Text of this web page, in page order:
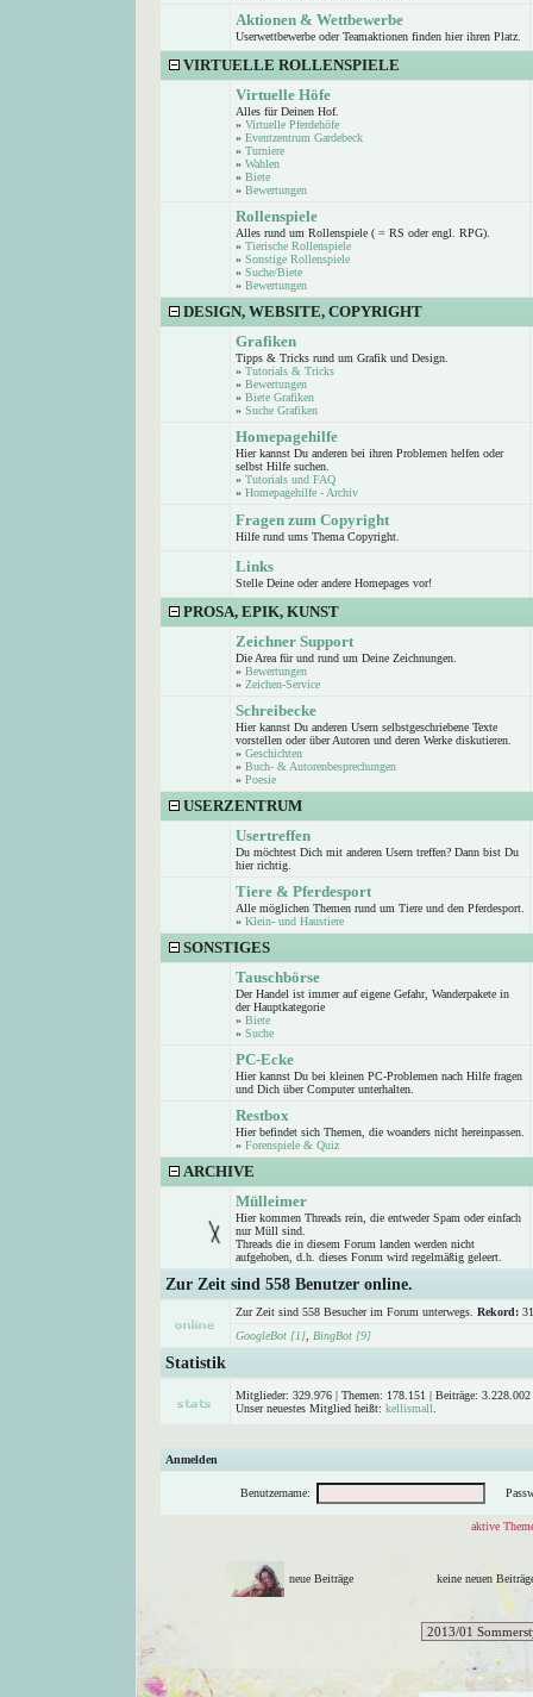
Aktionen & Wettbewerbe
Userwettbewerbe oder Teamaktionen finden hier ihren Platz.
VIRTUELLE ROLLENSPIELE
Virtuelle Höfe
Alles für Deinen Hof.
» Virtuelle Pferdehöfe
» Eventzentrum Gardebeck
» Turniere
» Wahlen
» Biete
» Bewertungen
Rollenspiele
Alles rund um Rollenspiele ( = RS oder engl. RPG).
» Tierische Rollenspiele
» Sonstige Rollenspiele
» Suche/Biete
» Bewertungen
DESIGN, WEBSITE, COPYRIGHT
Grafiken
Tipps & Tricks rund um Grafik und Design.
» Tutorials & Tricks
» Bewertungen
» Biete Grafiken
» Suche Grafiken
Homepagehilfe
Hier kannst Du anderen bei ihren Problemen helfen oder
selbst Hilfe suchen.
» Tutorials und FAQ
» Homepagehilfe - Archiv
Fragen zum Copyright
Hilfe rund ums Thema Copyright.
Links
Stelle Deine oder andere Homepages vor!
PROSA, EPIK, KUNST
Zeichner Support
Die Area für und rund um Deine Zeichnungen.
» Bewertungen
» Zeichen-Service
Schreibecke
Hier kannst Du anderen Usern selbstgeschriebene Texte
vorstellen oder über Autoren und deren Werke diskutieren.
» Geschichten
» Buch- & Autorenbesprechungen
» Poesie
USERZENTRUM
Usertreffen
Du möchtest Dich mit anderen Usern treffen? Dann bist Du
hier richtig.
Tiere & Pferdesport
Alle möglichen Themen rund um Tiere und den Pferdesport.
» Klein- und Haustiere
SONSTIGES
Tauschbörse
Der Handel ist immer auf eigene Gefahr, Wanderpakete in
der Hauptkategorie
» Biete
» Suche
PC-Ecke
Hier kannst Du bei kleinen PC-Problemen nach Hilfe fragen
und Dich über Computer unterhalten.
Restbox
Hier befindet sich Themen, die woanders nicht hereinpassen.
» Forenspiele & Quiz
ARCHIVE
Mülleimer
Hier kommen Threads rein, die entweder Spam oder einfach
nur Müll sind.
Threads die in diesem Forum landen werden nicht
aufgehoben, d.h. dieses Forum wird regelmäßig geleert.
Zur Zeit sind 558 Benutzer online.
Zur Zeit sind 558 Besucher im Forum unterwegs. Rekord:
GoogleBot [1]
BingBot [9]
Statistik
Mitglieder: 329.976 | Themen: 178.151 | Beiträge:
Unser neuestes Mitglied heißt: kellismall
Anmelden
Benutzername:
aktive
neue Beiträge keine neuen